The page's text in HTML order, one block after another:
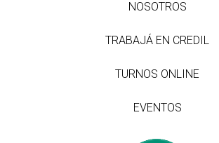
NOSOTROS
TRABAJÁ EN CREDIL
TURNOS ONLINE
EVENTOS